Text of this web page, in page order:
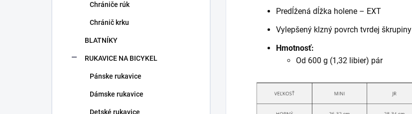
Chrániče rúk
Chránič krku
BLATNÍKY
RUKAVICE NA BICYKEL
Pánske rukavice
Dámske rukavice
Detské rukavice
Predĺžená dĺžka holene – EXT
Vylepšený klzný povrch tvrdej škrupiny
Hmotnosť:
Od 600 g (1,32 libier) pár